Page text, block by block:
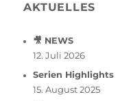
AKTUELLES
🎥 NEWS
12. Juli 2026
Serien Highlights
15. August 2025